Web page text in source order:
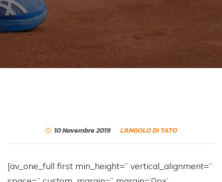
10 Novembre 2019 L'ANGOLO DI TATO
[av_one_full first min_height=” vertical_alignment=”